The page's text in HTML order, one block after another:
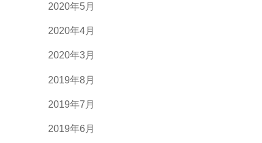
2020年5月
2020年4月
2020年3月
2019年8月
2019年7月
2019年6月